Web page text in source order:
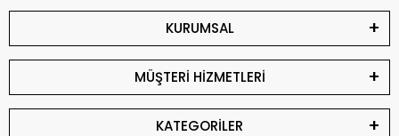
KURUMSAL
MÜŞTERİ HİZMETLERİ
KATEGORİLER